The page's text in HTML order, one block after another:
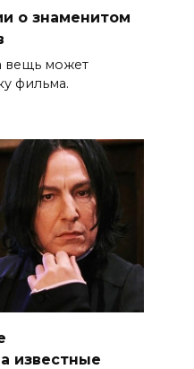
о знаменитом
вещь может
фильма.
известные